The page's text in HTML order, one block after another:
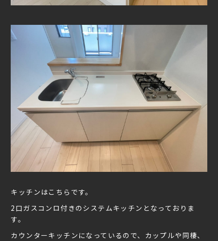
キッチンはこちらです。
2口ガスコンロ付きのシステムキッチンとなっておりま
す。
カウンターキッチンになっているので、カップルや同棲、